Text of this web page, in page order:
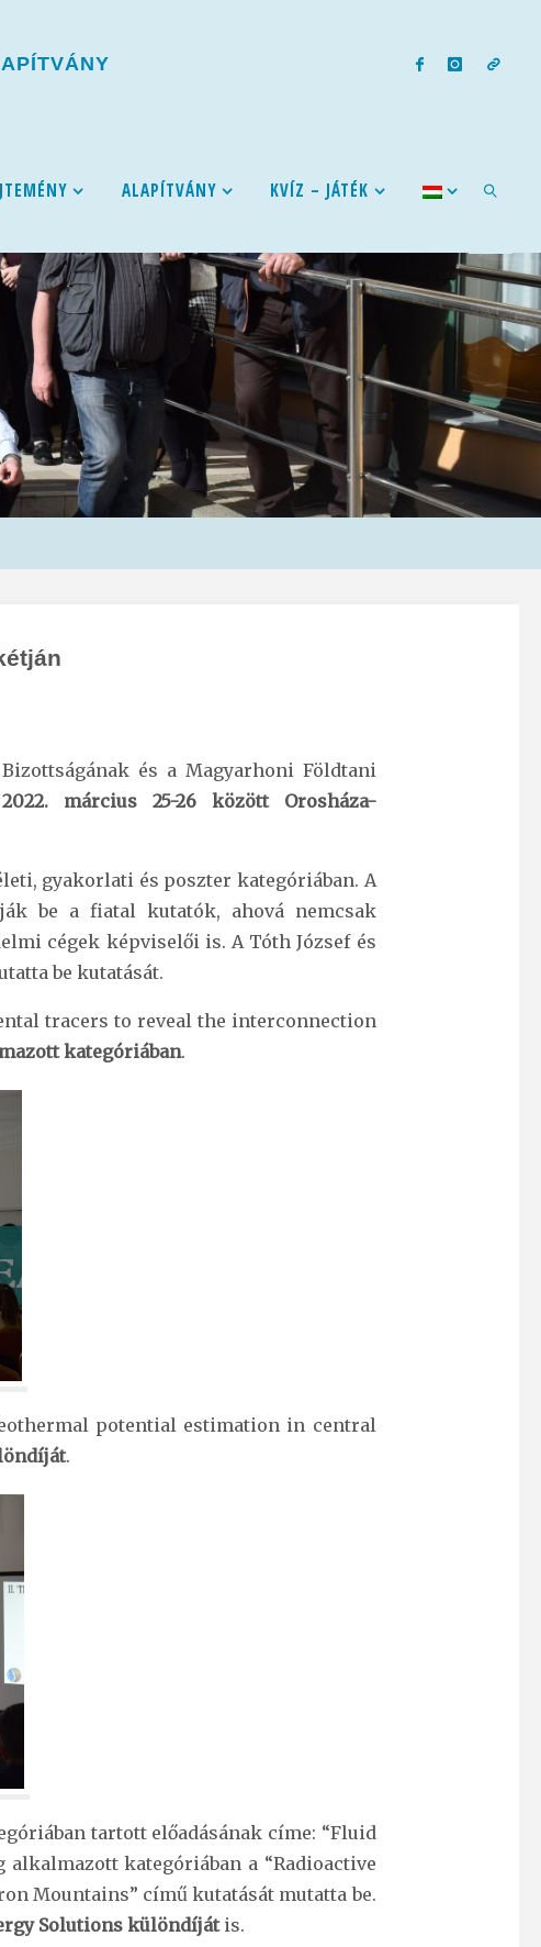
APÍTVÁNY
ALAPÍTVÁNY KVÍZ – JÁTÉK
SEARCH
és a Magyarhoni Földtani
2022. március 25-26 között Orosháza-
gyakorlati és poszter kategóriában. A
be a fiatal kutatók, ahová nemcsak
cégek képviselői is. A Tóth József és
be kutatását.
tracers to reveal the interconnection
kategóriában.
potential estimation in central
.
tartott előadásának címe: “Fluid
kategóriában a “Radioactive
Mountains” című kutatását mutatta be.
Solutions különdíjátis.